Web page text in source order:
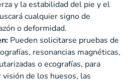
y la estabilidad del pie y el
cualquier signo de
o deformidad.
Pueden solicitarse pruebas de
resonancias magnéticas,
o ecografías, para
de los huesos, las